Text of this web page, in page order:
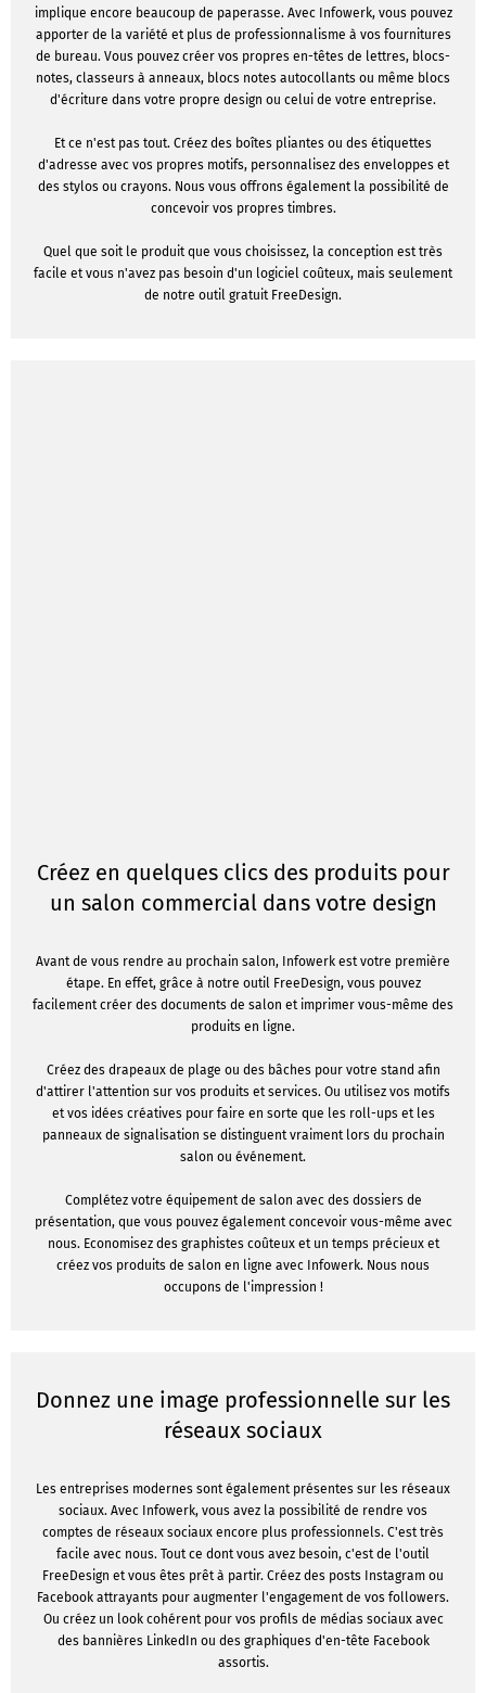
implique encore beaucoup de paperasse. Avec Infowerk, vous pouvez
apporter de la variété et plus de professionnalisme à vos fournitures
de bureau. Vous pouvez créer vos propres en-têtes de lettres, blocs-
notes, classeurs à anneaux, blocs notes autocollants ou même blocs
d'écriture dans votre propre design ou celui de votre entreprise.
Et ce n'est pas tout. Créez des boîtes pliantes ou des étiquettes
d'adresse avec vos propres motifs, personnalisez des enveloppes et
des stylos ou crayons. Nous vous offrons également la possibilité de
concevoir vos propres timbres.
Quel que soit le produit que vous choisissez, la conception est très
facile et vous n'avez pas besoin d'un logiciel coûteux, mais seulement
de notre outil gratuit FreeDesign.
Créez en quelques clics des produits pour
un salon commercial dans votre design
Avant de vous rendre au prochain salon, Infowerk est votre première
étape. En effet, grâce à notre outil FreeDesign, vous pouvez
facilement créer des documents de salon et imprimer vous-même des
produits en ligne.
Créez des drapeaux de plage ou des bâches pour votre stand afin
d'attirer l'attention sur vos produits et services. Ou utilisez vos motifs
et vos idées créatives pour faire en sorte que les roll-ups et les
panneaux de signalisation se distinguent vraiment lors du prochain
salon ou événement.
Complétez votre équipement de salon avec des dossiers de
présentation, que vous pouvez également concevoir vous-même avec
nous. Economisez des graphistes coûteux et un temps précieux et
créez vos produits de salon en ligne avec Infowerk. Nous nous
occupons de l'impression !
Donnez une image professionnelle sur les
réseaux sociaux
Les entreprises modernes sont également présentes sur les réseaux
sociaux. Avec Infowerk, vous avez la possibilité de rendre vos
comptes de réseaux sociaux encore plus professionnels. C'est très
facile avec nous. Tout ce dont vous avez besoin, c'est de l'outil
FreeDesign et vous êtes prêt à partir. Créez des posts Instagram ou
Facebook attrayants pour augmenter l'engagement de vos followers.
Ou créez un look cohérent pour vos profils de médias sociaux avec
des bannières LinkedIn ou des graphiques d'en-tête Facebook
assortis.